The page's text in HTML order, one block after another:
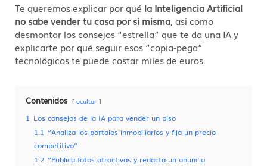
Te queremos explicar por qué la Inteligencia Artificial
no sabe vender tu casa por si misma, asi como
desmontar los consejos “estrella” que te da una IA y
explicarte por qué seguir esos “copia-pega”
tecnológicos te puede costar miles de euros.
Contenidos ocultar
1 Los consejos de la IA para vender un piso
1.1 “Analiza los portales inmobiliarios y fija un precio
competitivo”
1.2 “Publica fotos atractivas y redacta un anuncio